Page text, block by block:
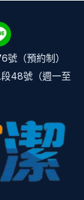
（預約制）
48號（週一至